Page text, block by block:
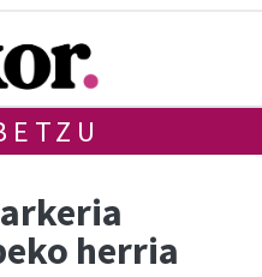
herria